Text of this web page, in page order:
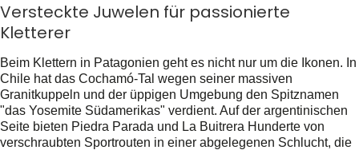
Versteckte Juwelen für passionierte
Kletterer
Beim Klettern in Patagonien geht es nicht nur um die Ikonen. In
Chile hat das Cochamó-Tal wegen seiner massiven
Granitkuppeln und der üppigen Umgebung den Spitznamen
"das Yosemite Südamerikas" verdient. Auf der argentinischen
Seite bieten Piedra Parada und La Buitrera Hunderte von
verschraubten Sportrouten in einer abgelegenen Schlucht, die